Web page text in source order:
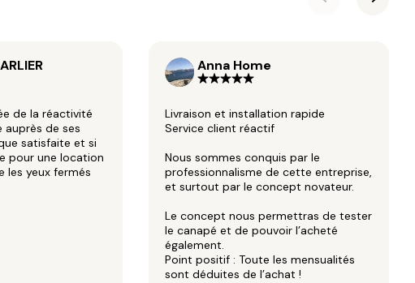
de la réactivité
de ses
satisfaite et si
pour une location
les yeux fermés
Anna Home
Livraison et installation rapide
Service client réactif
Nous sommes conquis par le
professionnalisme de cette entreprise,
et surtout par le concept novateur.
Le concept nous permettras de tester
le canapé et de pouvoir l’acheté
également.
Point positif : Toute les mensualités
sont déduites de l’achat !